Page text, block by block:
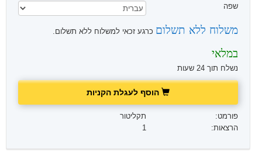
שפה
משלוח ללא תשלום כרגע זכאי למשלוח ללא תשלום.
במלאי
נשלח תוך 24 שעות
הוסף לעגלת הקניות
פורמט:
תקליטור
הרצאות:
1